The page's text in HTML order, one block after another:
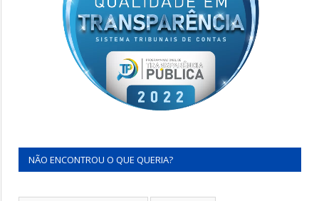
NÃO ENCONTROU O QUE QUERIA?